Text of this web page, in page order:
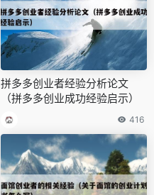
拼多多创业者经验分析论文
（拼多多创业成功经验启示）
416